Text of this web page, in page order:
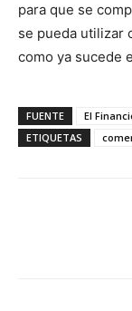
para que se
se pueda utilizar
como ya sucede
FUENTE
El
ETIQUETAS